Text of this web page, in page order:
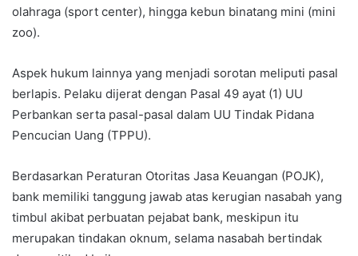
olahraga (sport center), hingga kebun binatang mini (mini
zoo).
Aspek hukum lainnya yang menjadi sorotan meliputi pasal
berlapis. Pelaku dijerat dengan Pasal 49 ayat (1) UU
Perbankan serta pasal-pasal dalam UU Tindak Pidana
Pencucian Uang (TPPU).
Berdasarkan Peraturan Otoritas Jasa Keuangan (POJK),
bank memiliki tanggung jawab atas kerugian nasabah yang
timbul akibat perbuatan pejabat bank, meskipun itu
merupakan tindakan oknum, selama nasabah bertindak